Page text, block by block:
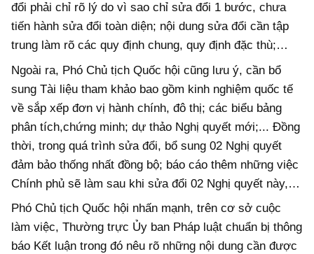
đổi phải chỉ rõ lý do vì sao chỉ sửa đổi 1 bước, chưa
tiến hành sửa đổi toàn diện; nội dung sửa đổi cần tập
trung làm rõ các quy định chung, quy định đặc thù;…
Ngoài ra, Phó Chủ tịch Quốc hội cũng lưu ý, cần bổ
sung Tài liệu tham khảo bao gồm kinh nghiệm quốc tế
về sắp xếp đơn vị hành chính, đô thị; các biểu bảng
phân tích,chứng minh; dự thảo Nghị quyết mới;... Đồng
thời, trong quá trình sửa đổi, bổ sung 02 Nghị quyết
đảm bảo thống nhất đồng bộ; báo cáo thêm những việc
Chính phủ sẽ làm sau khi sửa đổi 02 Nghị quyết này,…
Phó Chủ tịch Quốc hội nhấn mạnh, trên cơ sở cuộc
làm việc, Thường trực Ủy ban Pháp luật chuẩn bị thông
báo Kết luận trong đó nêu rõ những nội dung cần được